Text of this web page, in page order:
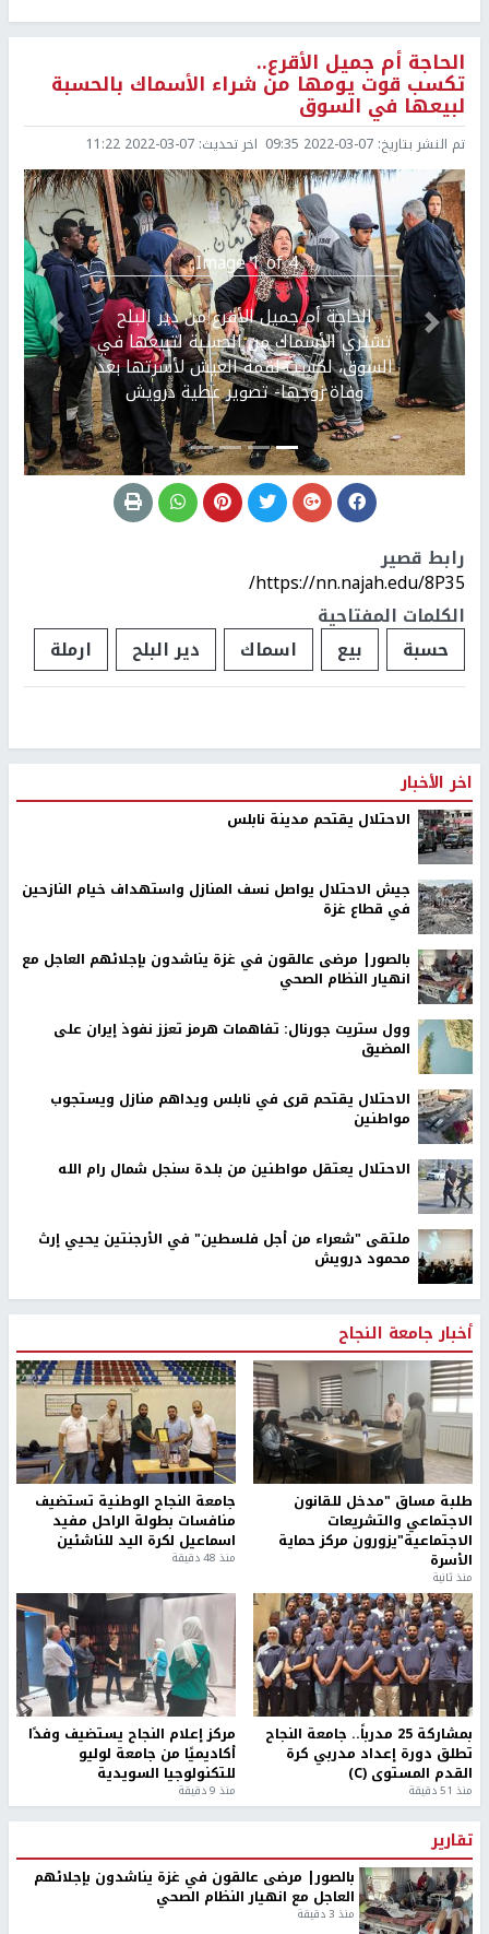
الحاجة أم جميل الأقرع..
تكسب قوت يومها من شراء الأسماك بالحسبة
لبيعها في السوق
تم النشر بتاريخ: 2022-03-07 09:35 اخر تحديث: 2022-03-07 11:22
Image 1 of 4.
الحاجة أم جميل الأقرع من دير البلح
تشتري الأسماك من الحسبة لتبيعها في
السوق، لكسب لقمة العيش لأسرتها بعد
وفاة زوجها- تصوير عطية درويش
Previous التالي
رابط قصير
https://nn.najah.edu/8P35/
الكلمات المفتاحية
حسبة
بيع اسماك دير البلح ارملة
اخر الأخبار
الاحتلال يقتحم مدينة نابلس
جيش الاحتلال يواصل نسف المنازل واستهداف خيام النازحين
في قطاع غزة
بالصور| مرضى عالقون في غزة يناشدون بإجلائهم العاجل مع
انهيار النظام الصحي
وول ستريت جورنال: تفاهمات هرمز تعزز نفوذ إيران على
المضيق
الاحتلال يقتحم قرى في نابلس ويداهم منازل ويستجوب
مواطنين
الاحتلال يعتقل مواطنين من بلدة سنجل شمال رام الله
ملتقى "شعراء من أجل فلسطين" في الأرجنتين يحيي إرث
محمود درويش
أخبار جامعة النجاح
طلبة مساق "مدخل للقانون
الاجتماعي والتشريعات
الاجتماعية"يزورون مركز حماية
الأسرة
منذ ثانية
جامعة النجاح الوطنية تستضيف
منافسات بطولة الراحل مفيد
اسماعيل لكرة اليد للناشئين
منذ 48 دقيقة
بمشاركة 25 مدرباً.. جامعة النجاح
تطلق دورة إعداد مدربي كرة
القدم المستوى (C)
منذ 51 دقيقة
مركز إعلام النجاح يستضيف وفدًا
أكاديميًا من جامعة لوليو
للتكنولوجيا السويدية
منذ 9 دقيقة
تقارير
بالصور| مرضى عالقون في غزة يناشدون بإجلائهم
العاجل مع انهيار النظام الصحي
منذ 3 دقيقة